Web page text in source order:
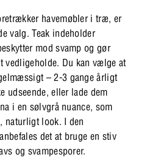
havemøbler i træ, er
valg. Teak indeholder
mod svamp og gør
vedligeholde. Du kan vælge at
– 2-3 gange årligt
udseende, eller lade dem
i en sølvgrå nuance, som
naturligt look. I den
det at bruge en stiv
og svampesporer.